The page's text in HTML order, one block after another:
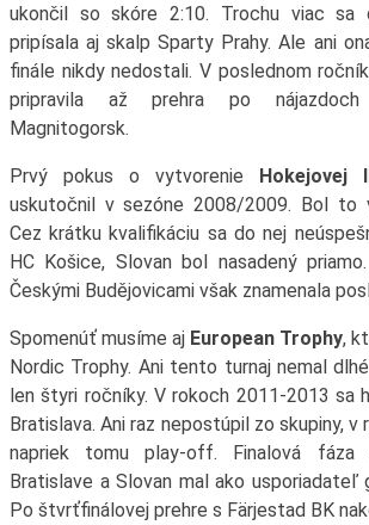
ukončil so skóre 2:10. Trochu viac sa
pripísala aj skalp Sparty Prahy. Ale ani
finále nikdy nedostali. V poslednom
pripravila až prehra po
Magnitogorsk.
Prvý pokus o vytvorenie Hokejovej
uskutočnil v sezóne 2008/2009. Bol to
Cez krátku kvalifikáciu sa do nej
HC Košice, Slovan bol nasadený
Českými Budějovicami však znamenala
Spomenúť musíme aj European Trophy,
Nordic Trophy. Ani tento turnaj nemal
len štyri ročníky. V rokoch 2011-2013 sa
Bratislava. Ani raz nepostúpil zo skupiny, v
napriek tomu play-off. Finalová
Bratislave a Slovan mal ako usporiadateľ
Po štvrťfinálovej prehre s Färjestad BK